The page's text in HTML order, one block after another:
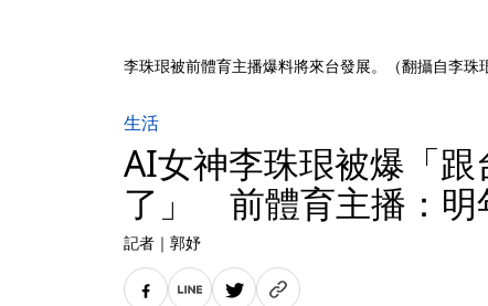
李珠珢被前體育主播爆料將來台發展。（翻攝自李珠
生活
AI女神李珠珢被爆「
了」 前體育主播：明
記者 ｜ 郭妤